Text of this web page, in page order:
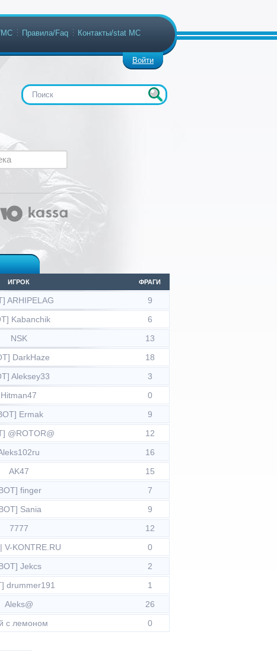
Войти
МС Правила/Faq Контакты/stat МС
ИГРОК ФРАГИ
ARHIPELAG
9
Kabanchik
6
NSK
13
DarkHaze
18
Aleksey33
3
Hitman47
0
Ermak
9
@ROTOR@
12
16
AK47
15
finger
7
Sania
9
7777
12
V-KONTRE.RU
0
Jekcs
2
drummer191
1
Aleks@
26
с лемоном 0